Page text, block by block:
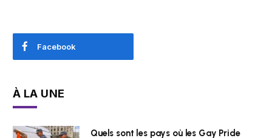
Facebook
À LA UNE
Quels sont les pays où les Gay Pride